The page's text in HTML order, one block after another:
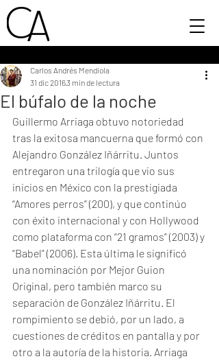
El búfalo de la noche
Carlos Andrés Mendiola
31 dic 20163 min de lectura
Guillermo Arriaga obtuvo notoriedad
tras la exitosa mancuerna que formó con
Alejandro González Iñárritu. Juntos
entregaron una trilogía que vio sus
inicios en México con la prestigiada
“Amores perros” (200), y que continúo
con éxito internacional y con Hollywood
como plataforma con “21 gramos” (2003) y
“Babel” (2006). Esta última le significó
una nominación por Mejor Guion
Original, pero también marco su
separación de González Iñárritu. El
rompimiento se debió, por un lado, a
cuestiones de créditos en pantalla y por
otro a la autoría de la historia. Arriaga